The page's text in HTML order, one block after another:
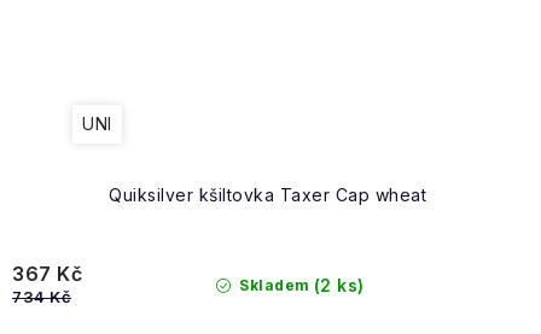
Quiksilver kšiltovka Taxer Cap wheat
UNI
Skladem (2 ks)
367 Kč
734 Kč